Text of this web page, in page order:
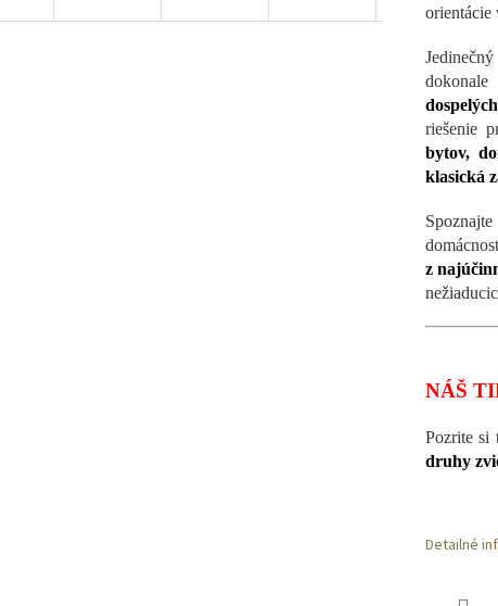
orientácie
dokonale
riešenie
bytov,
klasická
z
NÁŠ
Pozrite si
druhy
Detailné